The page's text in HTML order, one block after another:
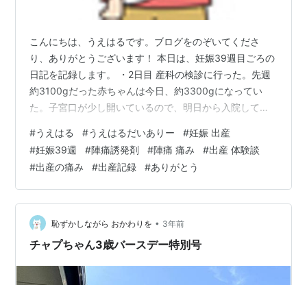
こんにちは、うえはるです。ブログをのぞいてくださ
り、ありがとうございます！ 本日は、妊娠39週目ごろの
日記を記録します。 ・2日目 産科の検診に行った。先週
約3100gだった赤ちゃんは今日、約3300gになってい
た。子宮口が少し開いているので、明日から入院して陣
つつ、赤ちゃんに会えるのがすごく楽しみな自分がい
る。先生は、誘発剤を打って3日以内に産まれることを期
待しましょう、と言ってくれた。 今日は、トツキトオカ
アプリで注文していた赤ちゃんのエコー写真（現像版）
も届いてホクホクしている。早速ベビーダイアリーに貼
り付けてみた。 ・3日目 いよいよ入…
#うえはる #うえはるだいありー #妊娠 出産
#妊娠39週 #陣痛誘発剤 #陣痛 痛み #出産 体験談
#出産の痛み #出産記録 #ありがとう
恥ずかしながら おかわりを • 3年前
チャプちゃん3歳バースデー特別号